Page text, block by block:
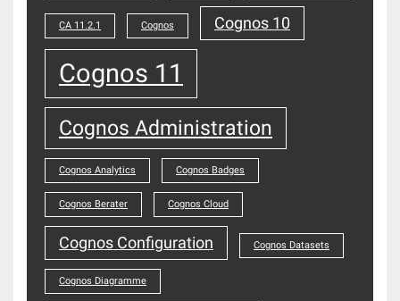
CA 11.2.1 Cognos Cognos 10
Cognos 11
Cognos Administration
Cognos Analytics Cognos Badges
Cognos Berater Cognos Cloud
Cognos Configuration Cognos Datasets
Cognos Diagramme